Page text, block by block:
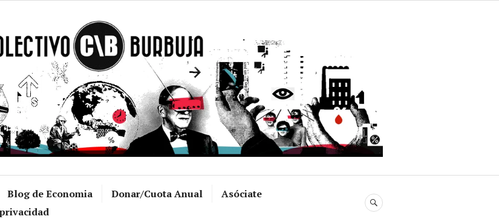
Blog de Economia Donar/Cuota Anual
Asóciate
BUSCAR